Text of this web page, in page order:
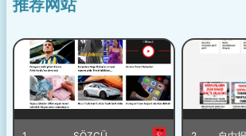
推荐网站